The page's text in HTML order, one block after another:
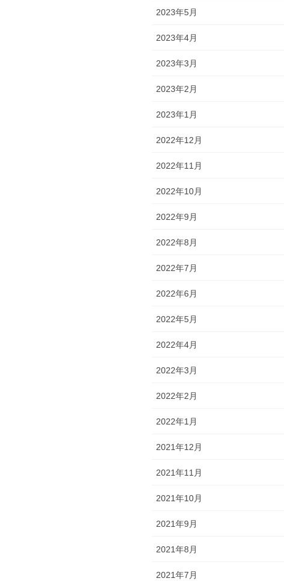
2023年5月
2023年4月
2023年3月
2023年2月
2023年1月
2022年12月
2022年11月
2022年10月
2022年9月
2022年8月
2022年7月
2022年6月
2022年5月
2022年4月
2022年3月
2022年2月
2022年1月
2021年12月
2021年11月
2021年10月
2021年9月
2021年8月
2021年7月